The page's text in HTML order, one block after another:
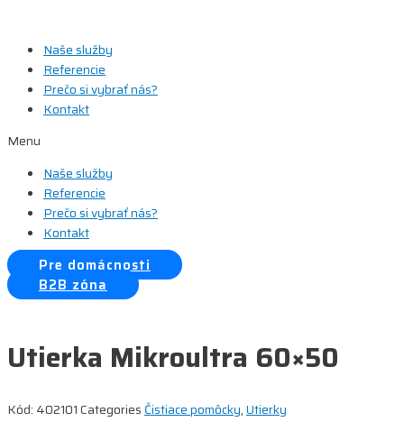
obsah Naše služby
Referencie
Prečo si vybrať nás?
Kontakt
Menu
Naše služby
Referencie
Prečo si vybrať nás?
Kontakt
Pre domácnosti
B2B zóna
Utierka Mikroultra 60×50
Kód: 402101CategoriesČistiace pomôcky,Utierky